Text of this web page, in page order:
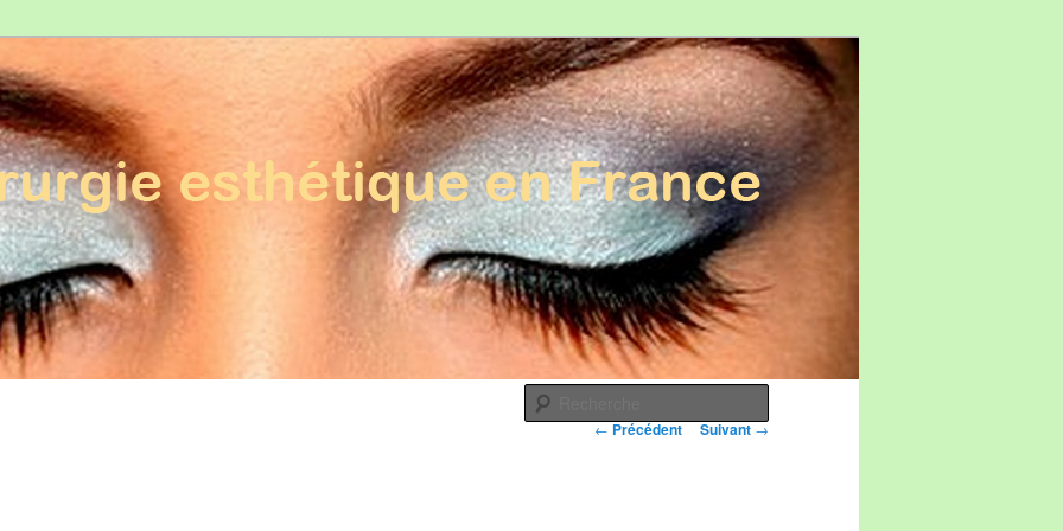
en France
Navigation des
←Précédent Suivant→